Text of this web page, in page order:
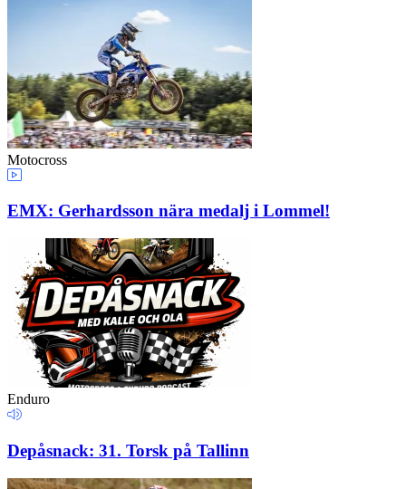
Motocross
EMX: Gerhardsson nära medalj i Lommel!
Enduro
Depåsnack: 31. Torsk på Tallinn